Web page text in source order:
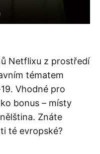
Netflixu z prostředí
tématem
Vhodné pro
bonus – místy
Znáte
té evropské?